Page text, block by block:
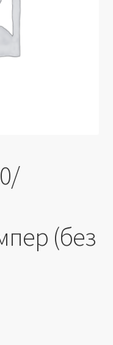
(без